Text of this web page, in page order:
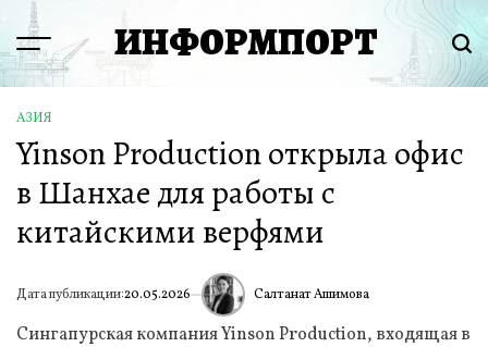
Перейти
содержимому
Menu ИНФОРМПОРТ
ОПУБЛИКОВАНО
В
АЗИЯ
Yinson Production открыла офис
в Шанхае для работы с
китайскими верфями
Дата публикации:20.05.2026 ИА Салтанат Ашимова
Сингапурская компания Yinson Production, входящая в